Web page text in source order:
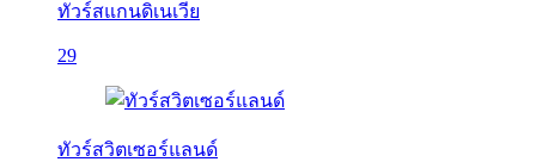
ทัวร์สแกนดิเนเวีย
29
ทัวร์สวิตเซอร์แลนด์